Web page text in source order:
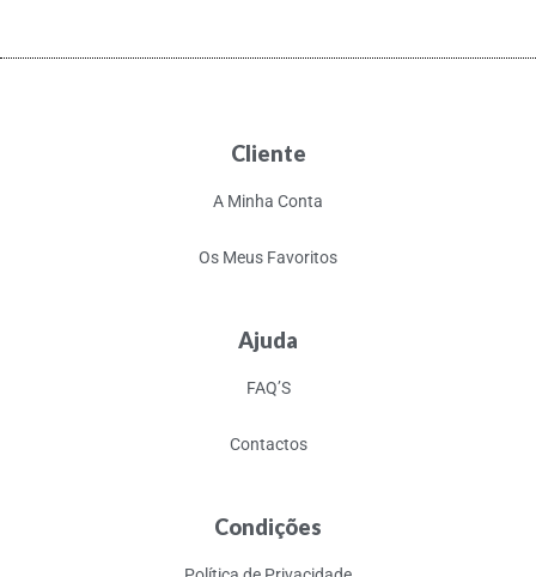
Cliente
A Minha Conta
Os Meus Favoritos
Ajuda
FAQ’S
Contactos
Condições